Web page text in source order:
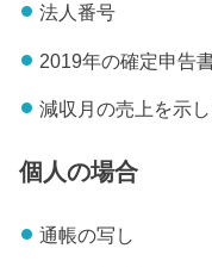
法人番号
2019年の確定申告
減収月の売上を示
個人の場合
通帳の写し